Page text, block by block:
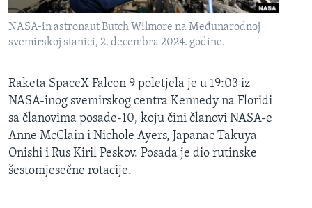
NASA-in astronaut Butch Wilmore na Međunarodnoj
svemirskoj stanici, 2. decembra 2024. godine.
Raketa SpaceX Falcon 9 poletjela je u 19:03 iz
NASA-inog svemirskog centra Kennedy na Floridi
sa članovima posade-10, koju čini članovi NASA-e
Anne McClain i Nichole Ayers, Japanac Takuya
Onishi i Rus Kiril Peskov. Posada je dio rutinske
šestomjesečne rotacije.